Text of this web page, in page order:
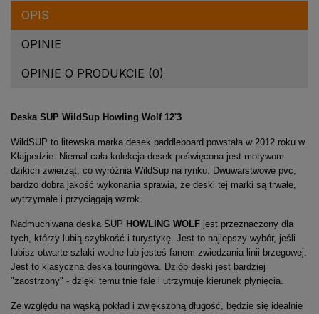
OPIS
OPINIE
OPINIE O PRODUKCIE (0)
Deska SUP WildSup Howling Wolf 12'3
WildSUP to litewska marka desek paddleboard powstała w 2012 roku w
Kłajpedzie. Niemal cała kolekcja desek poświęcona jest motywom
dzikich zwierząt, co wyróżnia WildSup na rynku. Dwuwarstwowe pvc,
bardzo dobra jakość wykonania sprawia, że deski tej marki są trwałe,
wytrzymałe i przyciągają wzrok.
Nadmuchiwana deska SUP HOWLING WOLF jest przeznaczony dla
tych, którzy lubią szybkość i turystykę. Jest to najlepszy wybór, jeśli
lubisz otwarte szlaki wodne lub jesteś fanem zwiedzania linii brzegowej.
Jest to klasyczna deska touringowa. Dziób deski jest bardziej
"zaostrzony" - dzięki temu tnie fale i utrzymuje kierunek płynięcia.
Ze względu na wąską pokład i zwiększoną długość, będzie się idealnie